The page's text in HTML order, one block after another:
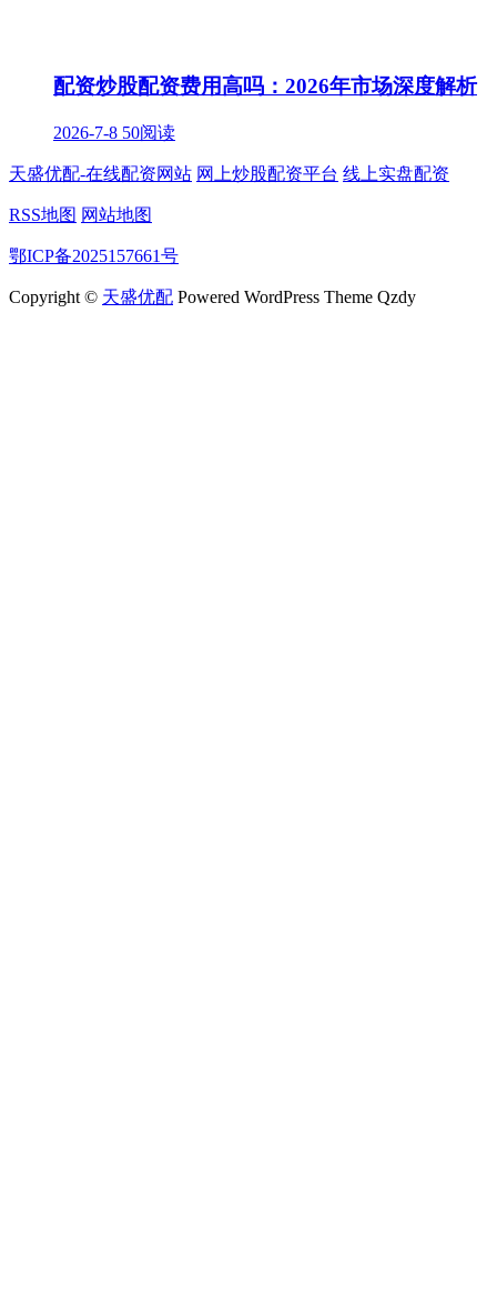
配资炒股配资费用高吗：2026年市场深度解析
2026-7-8 50阅读
天盛优配-在线配资网站 网上炒股配资平台 线上实盘配资
RSS地图 网站地图
鄂ICP备2025157661号
Copyright © 天盛优配 Powered WordPress Theme Qzdy